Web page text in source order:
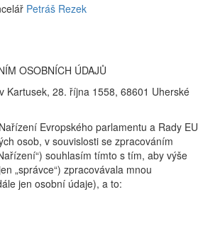
Petráš Rezek
OSOBNÍCH ÚDAJŮ
Kartusek, 28. října 1558, 68601 Uherské
Evropského parlamentu a Rady EU
osob, v souvislosti se zpracováním
souhlasím tímto s tím, aby výše
„správce“) zpracovávala mnou
jen osobní údaje), a to: